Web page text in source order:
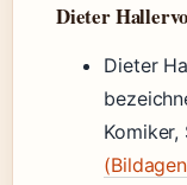
Dieter
Dieter